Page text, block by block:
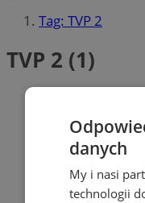
Tag: TVP 2
TVP 2 (1)
danych
My i nasi
technologii